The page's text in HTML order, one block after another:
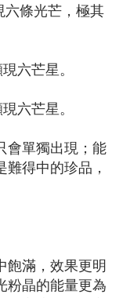
條光芒，極其
六芒星。
六芒星。
會單獨出現；能
得中的珍品，
飽滿，效果更明
粉晶的能量更為